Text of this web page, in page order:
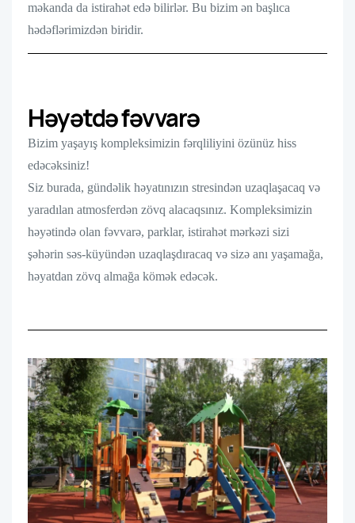
məkanda da istirahət edə bilirlər. Bu bizim ən başlıca
hədəflərimizdən biridir.
Həyətdə fəvvarə
Bizim yaşayış kompleksimizin fərqliliyini özünüz hiss
edəcəksiniz!
Siz burada, gündəlik həyatınızın stresindən uzaqlaşacaq və
yaradılan atmosferdən zövq alacaqsınız. Kompleksimizin
həyətində olan fəvvarə, parklar, istirahət mərkəzi sizi
şəhərin səs-küyündən uzaqlaşdıracaq və sizə anı yaşamağa,
həyatdan zövq almağa kömək edəcək.